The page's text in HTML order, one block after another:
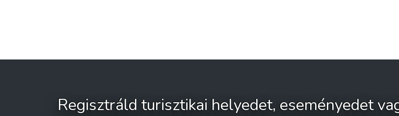
Regisztráld turisztikai helyedet, eseményedet